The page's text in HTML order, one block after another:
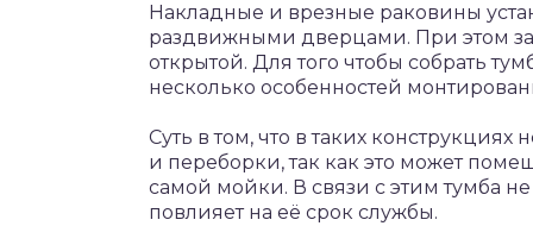
Накладные и врезные раковины
раздвижными дверцами. При этом
открытой. Для того чтобы собрать
несколько особенностей
Суть в том, что в таких
и переборки, так как это может
самой мойки. В связи с этим тумба
повлияет на её срок службы.